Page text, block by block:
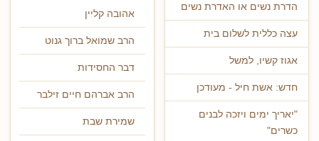
הדרת נשים או האדרת נשים
עצה כללית לשלום בית
אגוז קשיו, למשל
חדש: אשת חיל - מעודכן
"יאריך ימים ויזכה לבנים
כשרים"
אהובה קליין
הרב שמואל ברוך גנוט
דבר החסידות
הרב אברהם חיים זילבר
שמירת שבת